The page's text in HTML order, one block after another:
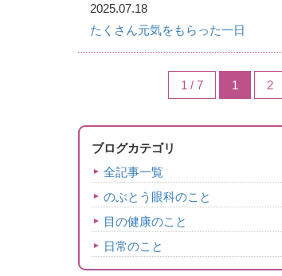
2025.07.18
たくさん元気をもらった一日
1 / 7 1 2
ブログカテゴリ
全記事一覧
のぶとう眼科のこと
目の健康のこと
日常のこと